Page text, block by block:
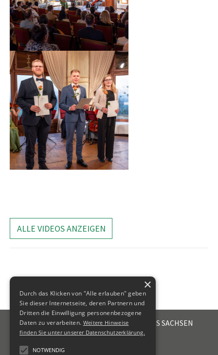
ALLE VIDEOS ANZEIGEN
STEUERBERATERKAMMER DES FREISTAATES SACHSEN
Emil-Fuchs-Str. 2
×
Durch das Klicken von "Alle erlauben" geben
Sie dieser Internetseite, deren Partnern und
Dritten die Einwilligung personenbezogene
Daten zu verarbeiten. Weitere Hinweise
finden Sie unter unserer Datenschutzerklärung.
NOTWENDIG